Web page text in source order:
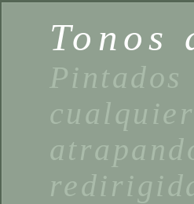
Tonos
Pintados